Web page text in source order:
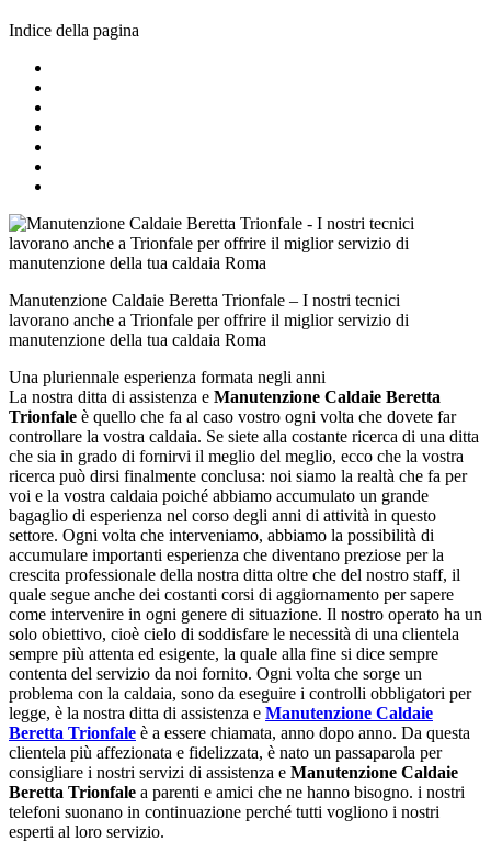
Indice della pagina
Manutenzione Caldaie Beretta Trionfale – I nostri tecnici
lavorano anche a Trionfale per offrire il miglior servizio di
manutenzione della tua caldaia Roma
Una pluriennale esperienza formata negli anni
La nostra ditta di assistenza e Manutenzione Caldaie Beretta
Trionfale è quello che fa al caso vostro ogni volta che dovete far
controllare la vostra caldaia. Se siete alla costante ricerca di una ditta
che sia in grado di fornirvi il meglio del meglio, ecco che la vostra
ricerca può dirsi finalmente conclusa: noi siamo la realtà che fa per
voi e la vostra caldaia poiché abbiamo accumulato un grande
bagaglio di esperienza nel corso degli anni di attività in questo
settore. Ogni volta che interveniamo, abbiamo la possibilità di
accumulare importanti esperienza che diventano preziose per la
crescita professionale della nostra ditta oltre che del nostro staff, il
quale segue anche dei costanti corsi di aggiornamento per sapere
come intervenire in ogni genere di situazione. Il nostro operato ha un
solo obiettivo, cioè cielo di soddisfare le necessità di una clientela
sempre più attenta ed esigente, la quale alla fine si dice sempre
contenta del servizio da noi fornito. Ogni volta che sorge un
problema con la caldaia, sono da eseguire i controlli obbligatori per
legge, è la nostra ditta di assistenza e Manutenzione Caldaie
Beretta Trionfale è a essere chiamata, anno dopo anno. Da questa
clientela più affezionata e fidelizzata, è nato un passaparola per
consigliare i nostri servizi di assistenza e Manutenzione Caldaie
Beretta Trionfale a parenti e amici che ne hanno bisogno. i nostri
telefoni suonano in continuazione perché tutti vogliono i nostri
esperti al loro servizio.